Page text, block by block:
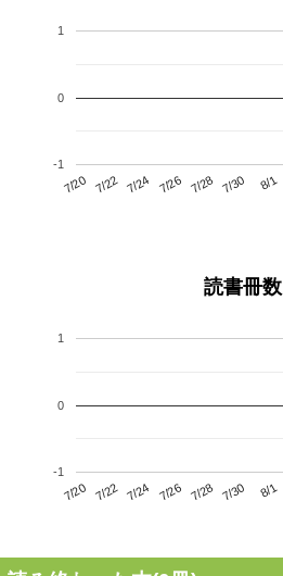
7/20 7/22 7/24 7/26 7/28 7/30 8/1
-1
0
1
読書冊数
7/20 7/22 7/24 7/26 7/28 7/30 8/1
-1
0
1